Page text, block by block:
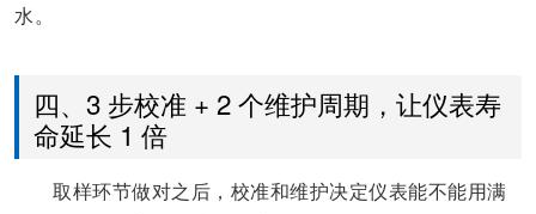
水。
四、3 步校准 + 2 个维护周期，让仪表寿
命延长 1 倍
取样环节做对之后，校准和维护决定仪表能不能用满